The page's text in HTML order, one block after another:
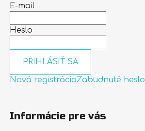
E-mail
Heslo
PRIHLÁSIŤ SA
Nová registráciaZabudnuté heslo
Informácie pre vás